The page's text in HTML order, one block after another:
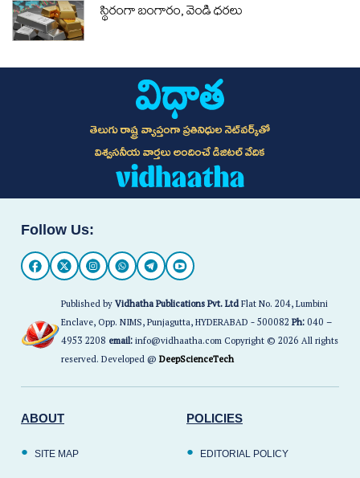
స్థిరంగా బంగారం, వెండి ధరలు
తెలుగు రాష్ట్ర వ్యాప్తంగా ప్రతినిధుల నెట్‌వర్క్‌తో
విశ్వసనీయ వార్తలు అందించే డిజిటల్ వేదిక
Follow Us:
Published byVidhatha Publications Pvt. LtdFlat No. 204, Lumbini
Enclave, Opp. NIMS, Punjagutta, HYDERABAD - 500082Ph:040 –
4953 2208 email:info@vidhaatha.com Copyright © 2026 All rights
reserved. Developed @DeepScienceTech
ABOUT
SITE MAP
POLICIES
EDITORIAL POLICY